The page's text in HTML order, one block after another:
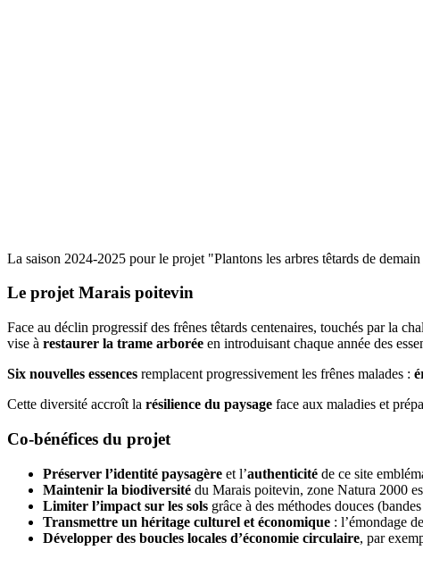
La saison 2024-2025 pour le projet "Plantons les arbres têtards de
Le projet Marais poitevin
Face au déclin progressif des frênes têtards centenaires, touchés par la
vise à restaurer la trame arborée en introduisant chaque année des
Six nouvelles essences remplacent progressivement les frênes malades :
Cette diversité accroît la résilience du paysage face aux maladies et
Co-bénéfices du projet
Préserver l’identité paysagère et l’authenticité de ce site
Maintenir la biodiversité du Marais poitevin, zone Natura 2000
Limiter l’impact sur les sols grâce à des méthodes douces
Transmettre un héritage culturel et économique : l’émondage
Développer des boucles locales d’économie circulaire, par